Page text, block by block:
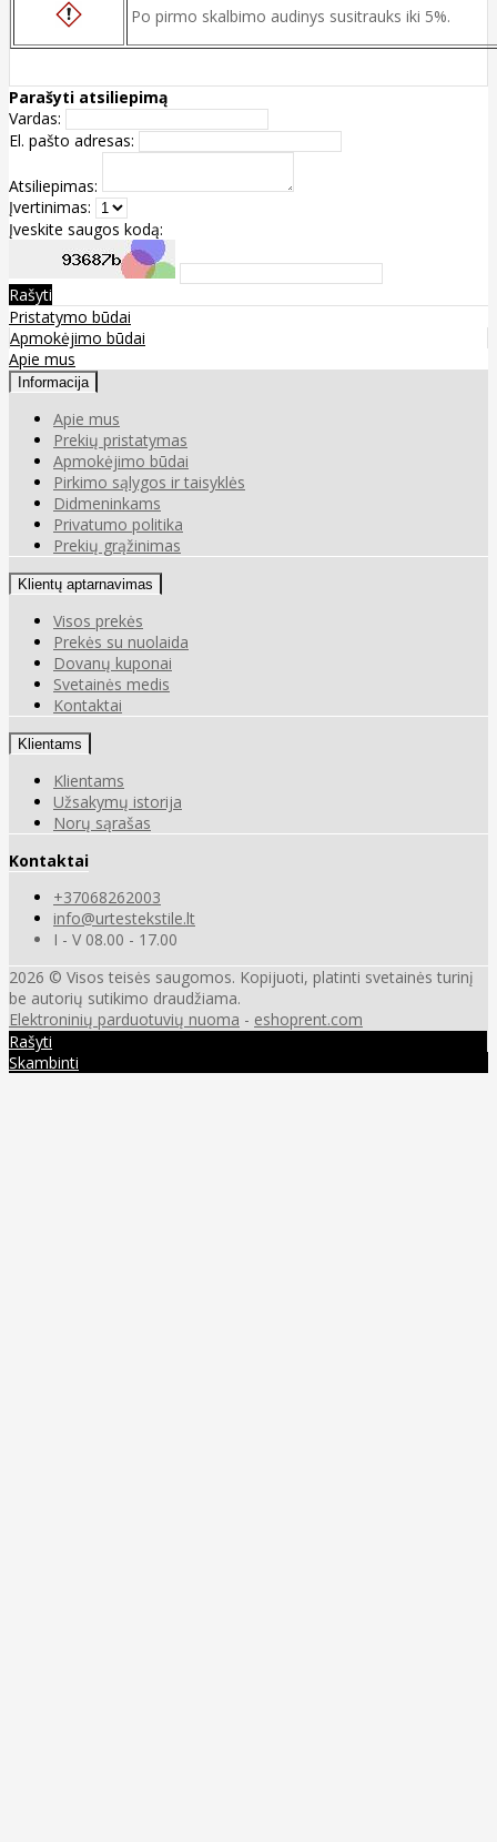
Po pirmo skalbimo audinys susitrauks iki 5%.
Parašyti atsiliepimą
Vardas:
El. pašto adresas:
Atsiliepimas:
Įvertinimas:
Įveskite saugos kodą:
Rašyti
Pristatymo būdai
Apmokėjimo būdai
Apie mus
Informacija
Apie mus
Prekių pristatymas
Apmokėjimo būdai
Pirkimo sąlygos ir taisyklės
Didmeninkams
Privatumo politika
Prekių grąžinimas
Klientų aptarnavimas
Visos prekės
Prekės su nuolaida
Dovanų kuponai
Svetainės medis
Kontaktai
Klientams
Klientams
Užsakymų istorija
Norų sąrašas
Kontaktai
+37068262003
info@urtestekstile.lt
I - V 08.00 - 17.00
2026 © Visos teisės saugomos. Kopijuoti, platinti svetainės turinį
be autorių sutikimo draudžiama.
Elektroninių parduotuvių nuoma - eshoprent.com
Rašyti
Skambinti